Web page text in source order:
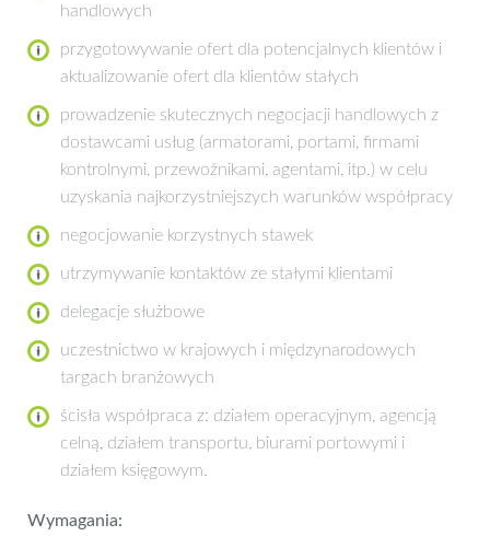
handlowych
przygotowywanie ofert dla potencjalnych klientów i
aktualizowanie ofert dla klientów stałych
prowadzenie skutecznych negocjacji handlowych z
dostawcami usług (armatorami, portami, firmami
kontrolnymi, przewoźnikami, agentami, itp.) w celu
uzyskania najkorzystniejszych warunków współpracy
negocjowanie korzystnych stawek
utrzymywanie kontaktów ze stałymi klientami
delegacje służbowe
uczestnictwo w krajowych i międzynarodowych
targach branżowych
ścisła współpraca z: działem operacyjnym, agencją
celną, działem transportu, biurami portowymi i
działem księgowym.
Wymagania: